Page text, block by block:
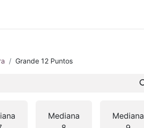
Grande 12 Puntos
Mediana
Mediana